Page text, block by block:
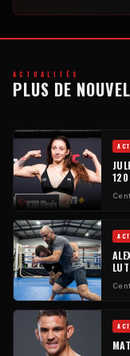
ACTUALITÉS
PLUS DE
120